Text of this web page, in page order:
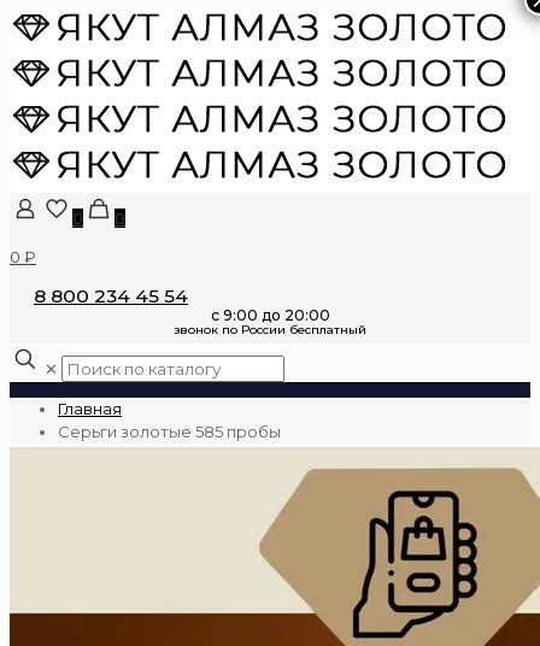
0
0
0 ₽
8 800 234 45 54
✕
Главная
Серьги золотые 585 пробы